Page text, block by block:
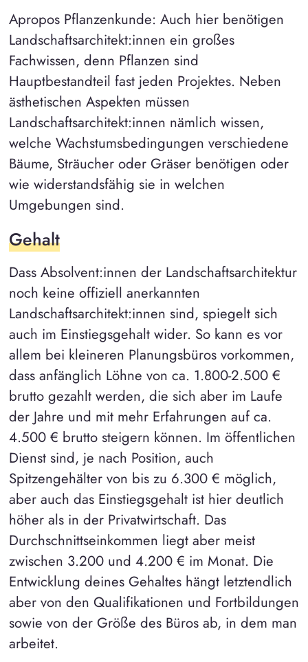
Apropos Pflanzenkunde: Auch hier benötigen
Landschaftsarchitekt:innen ein großes
Fachwissen, denn Pflanzen sind
Hauptbestandteil fast jeden Projektes. Neben
ästhetischen Aspekten müssen
Landschaftsarchitekt:innen nämlich wissen,
welche Wachstumsbedingungen verschiedene
Bäume, Sträucher oder Gräser benötigen oder
wie widerstandsfähig sie in welchen
Umgebungen sind.
Gehalt
Dass Absolvent:innen der Landschaftsarchitektur
noch keine offiziell anerkannten
Landschaftsarchitekt:innen sind, spiegelt sich
auch im Einstiegsgehalt wider. So kann es vor
allem bei kleineren Planungsbüros vorkommen,
dass anfänglich Löhne von ca. 1.800-2.500 €
brutto gezahlt werden, die sich aber im Laufe
der Jahre und mit mehr Erfahrungen auf ca.
4.500 € brutto steigern können. Im öffentlichen
Dienst sind, je nach Position, auch
Spitzengehälter von bis zu 6.300 € möglich,
aber auch das Einstiegsgehalt ist hier deutlich
höher als in der Privatwirtschaft. Das
Durchschnittseinkommen liegt aber meist
zwischen 3.200 und 4.200 € im Monat. Die
Entwicklung deines Gehaltes hängt letztendlich
aber von den Qualifikationen und Fortbildungen
sowie von der Größe des Büros ab, in dem man
arbeitet.